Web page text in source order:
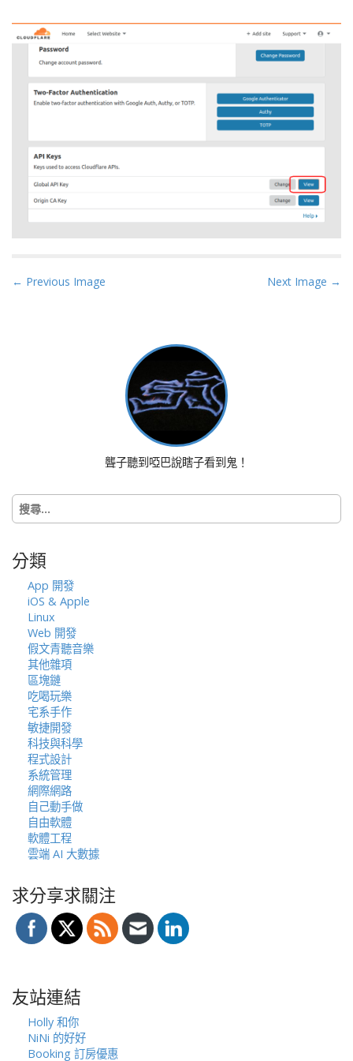
P
i
o
n
← Previous Image Next Image →
聾子聽到啞巴說瞎子看到鬼！
搜
尋
字:
分類
App 開發
iOS & Apple
Linux
Web 開發
假文青聽音樂
其他雜項
區塊鏈
吃喝玩樂
宅系手作
敏捷開發
科技與科學
程式設計
系統管理
網際網路
自己動手做
自由軟體
軟體工程
雲端 AI 大數據
求分享求關注
友站連結
Holly 和你
NiNi 的好好
Booking 訂房優惠